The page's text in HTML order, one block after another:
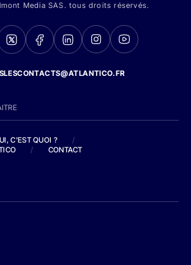
Media SAS. tous droits réservés.
C'EST QUOI ?
/
/ CONTACT